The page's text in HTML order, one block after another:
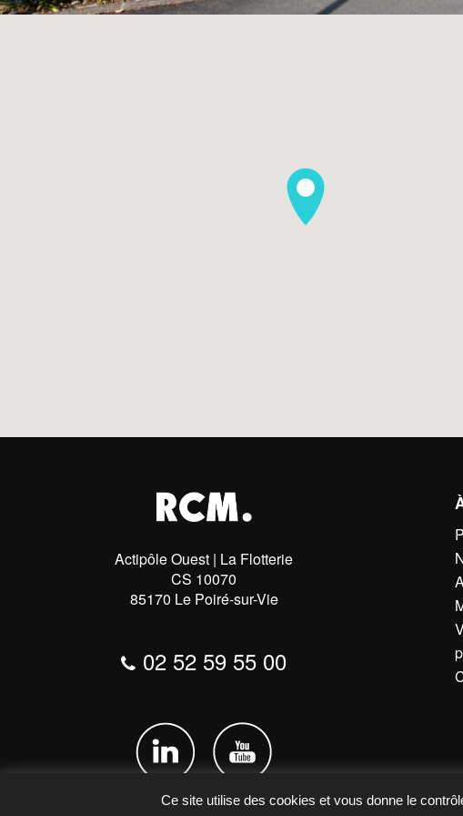
Actipôle Ouest | La Flotterie
CS 10070
85170 Le Poiré-sur-Vie
02 52 59 55 00
Ce site utilise des cookies et vous donne le